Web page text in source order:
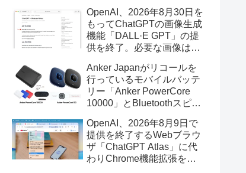
OpenAI、2026年8月30日を
もってChatGPTの画像生成
機能「DALL·E GPT」の提
供を終了。必要な画像は期
Anker Japanがリコールを
行っているモバイルバッテ
リー「Anker PowerCore
10000」とBluetoothスピー
辺を焼損する火災が6月に3
件発生していたそうなので
注意を。
OpenAI、2026年8月9日で
提供を終了するWebブラウ
ザ「ChatGPT Atlas」に代
わりChrome機能拡張をア